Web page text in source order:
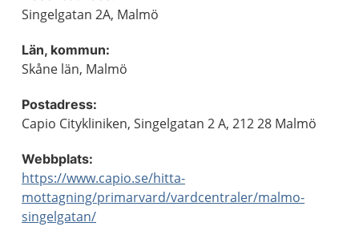
Singelgatan 2A, Malmö
Län, kommun:
Skåne län, Malmö
Postadress:
Capio Citykliniken, Singelgatan 2 A, 212 28 Malmö
Webbplats:
https://www.capio.se/hitta-
mottagning/primarvard/vardcentraler/malmo-
singelgatan/